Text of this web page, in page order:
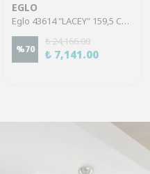
EGLO
Eglo 43614 "LACEY" 159,5 Cm Yüksekliğinde Çelik, Ahşap Köşe Lambası Lambader
%70
₺ 24,166.00
₺ 7,141.00